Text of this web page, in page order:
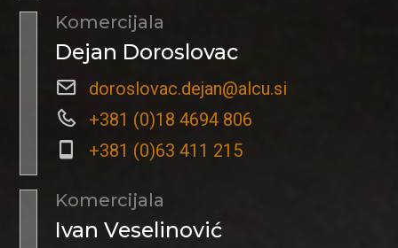
Komercijala
Dejan Doroslovac
doroslovac.dejan@alcu.si
+381 (0)18 4694 806
+381 (0)63 411 215
Komercijala
Ivan Veselinović